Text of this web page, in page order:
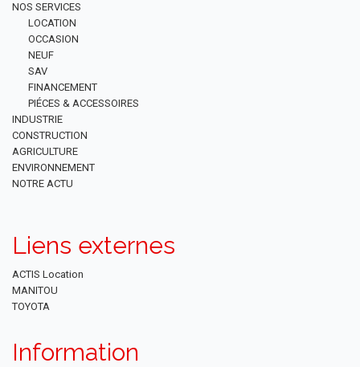
NOS SERVICES
LOCATION
OCCASION
NEUF
SAV
FINANCEMENT
PIÉCES & ACCESSOIRES
INDUSTRIE
CONSTRUCTION
AGRICULTURE
ENVIRONNEMENT
NOTRE ACTU
Liens externes
ACTIS Location
MANITOU
TOYOTA
Information